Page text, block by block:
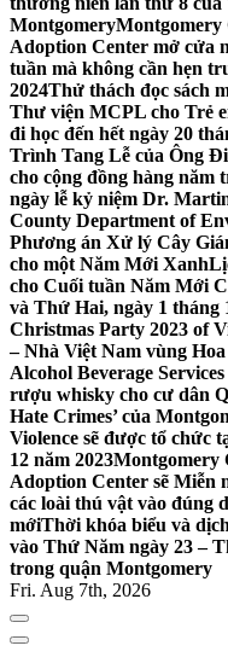
MontgomeryMontgomery
Adoption Center mở cửa
tuần mà không cần hẹn
2024Thử thách đọc sách
Thư viện MCPL cho Trẻ
đi học đến hết ngày 20
Trình Tang Lễ của Ông
cho cộng đồng hàng năm
ngày lễ kỷ niệm Dr.
County Department of
Phương án Xử lý Cây
cho một Năm Mới Xanh
cho Cuối tuần Năm Mới
và Thứ Hai, ngày 1 tháng
Christmas Party 2023 of
– Nhà Việt Nam vùng
Alcohol Beverage
rượu whisky cho cư dân
Hate Crimes’ của
Violence sẽ được tổ chức
12 năm 2023Montgomery
Adoption Center sẽ Miễn
các loài thú vật vào đúng
mớiThời khóa biểu và
vào Thứ Năm ngày 23 –
trong quận Montgomery
Fri. Aug 7th, 2026